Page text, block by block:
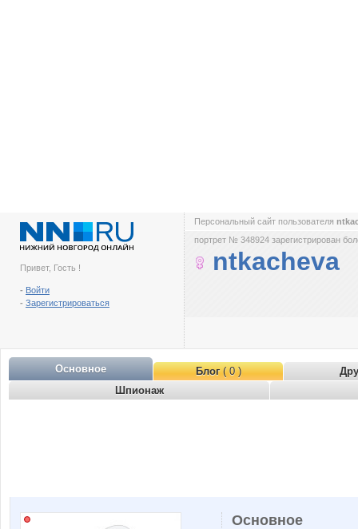
Привет, Гость !
- Войти
- Зарегистрироваться
Персональный сайт пользователя
портрет № 348924 зарегистрирован
ntkacheva
Основное Блог( 0 )
Шпионаж
Основное